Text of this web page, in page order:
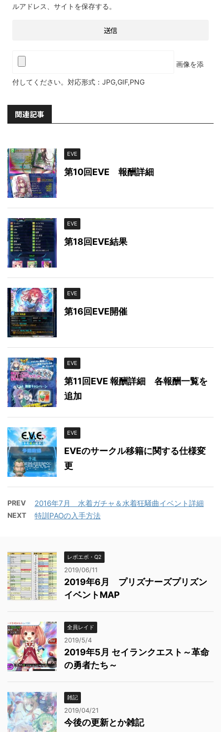
ルアドレス、サイトを保存する。
画像を添
付してください。対応形式：JPG,GIF,PNG
関連記事
EVE
第10回EVE 報酬詳細
EVE
第18回EVE結果
EVE
第16回EVE開催
EVE
第11回EVE 報酬詳細 各報酬一覧を
追加
EVE
EVEのサークル移籍に関する仕様変
更
PREV 2016年7月 水着ガチャ＆水着狂騒曲イベント詳細
NEXT 特訓PAOの入手方法
レボエボ・Q2
2019/06/11
2019年6月 プリズナーズプリズン
イベントMAP
全員レイド
2019/5/4
2019年5月 セイランクエスト～革命
の勇者たち～
雑記
2019/04/21
今後の更新とか雑記